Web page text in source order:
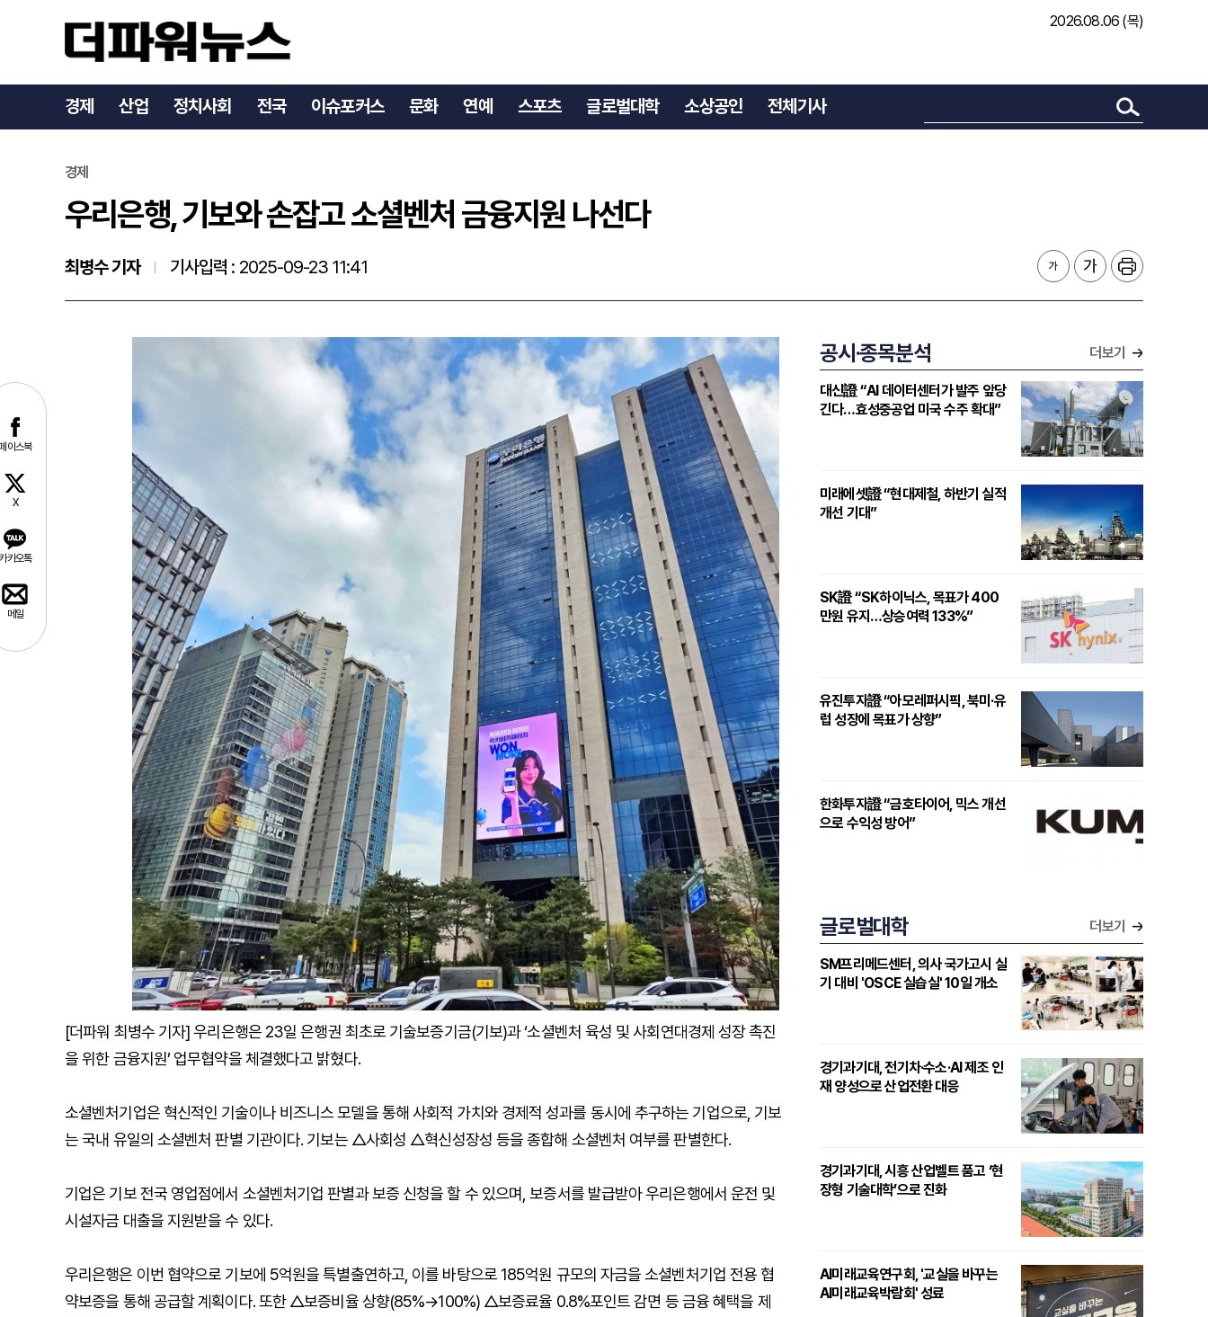
2026.08.06 (목)
경제 산업 정치사회 전국 이슈포커스 문화 연예 스포츠 글로벌대학 소상공인 전체기사
우리은행, 기보와 손잡고 소셜벤처 금융지원 나선다
이스북
X
카오톡
메일
경제
우리은행, 기보와 손잡고 소셜벤처 금융지원 나선다
최병수 기자 기사입력 : 2025-09-23 11:41
[더파워 최병수 기자] 우리은행은 23일 은행권 최초로 기술보증기금(기보)과 ‘소셜벤처 육성 및 사회연대경제 성장 촉진
을 위한 금융지원’ 업무협약을 체결했다고 밝혔다.
소셜벤처기업은 혁신적인 기술이나 비즈니스 모델을 통해 사회적 가치와 경제적 성과를 동시에 추구하는 기업으로, 기보
는 국내 유일의 소셜벤처 판별 기관이다. 기보는 △사회성 △혁신성장성 등을 종합해 소셜벤처 여부를 판별한다.
기업은 기보 전국 영업점에서 소셜벤처기업 판별과 보증 신청을 할 수 있으며, 보증서를 발급받아 우리은행에서 운전 및
시설자금 대출을 지원받을 수 있다.
우리은행은 이번 협약으로 기보에 5억원을 특별출연하고, 이를 바탕으로 185억원 규모의 자금을 소셜벤처기업 전용 협
약보증을 통해 공급할 계획이다. 또한 △보증비율 상향(85%→100%) △보증료율 0.8%포인트 감면 등 금융 혜택을 제
공시·종목분석 더보기
대신證 “AI 데이터센터가 발주 앞당
긴다…효성중공업 미국 수주 확대”
미래에셋證 “현대제철, 하반기 실적
개선 기대”
SK證 “SK하이닉스, 목표가 400
만원 유지…상승여력 133%”
유진투자證 “아모레퍼시픽, 북미·유
럽 성장에 목표가 상향”
한화투자證 “금호타이어, 믹스 개선
으로 수익성 방어”
글로벌대학 더보기
SM프리메드센터, 의사 국가고시 실
기 대비 'OSCE 실습실' 10일 개소
경기과기대, 전기차·수소·AI 제조 인
재 양성으로 산업전환 대응
경기과기대, 시흥 산업벨트 품고 ‘현
장형 기술대학’으로 진화
AI미래교육연구회, '교실을 바꾸는
AI미래교육박람회' 성료